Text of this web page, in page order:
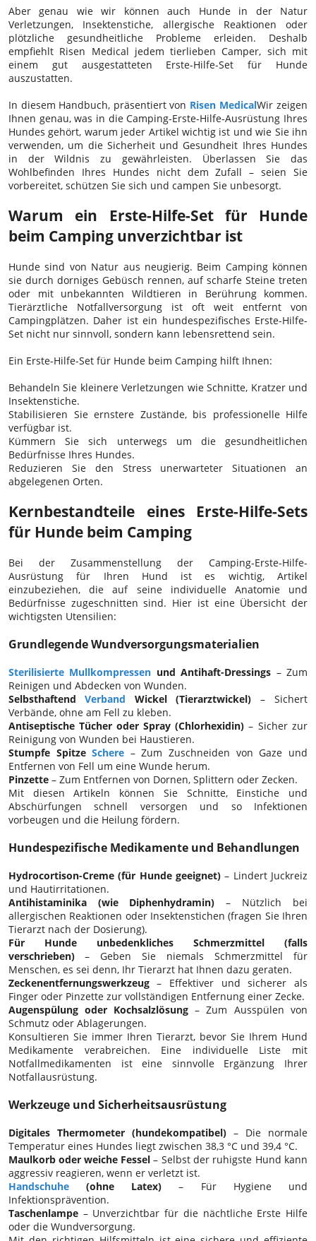
Aber genau wie wir können auch Hunde in der Natur
Verletzungen, Insektenstiche, allergische Reaktionen oder
plötzliche gesundheitliche Probleme erleiden. Deshalb
empfiehlt Risen Medical jedem tierlieben Camper, sich mit
einem gut ausgestatteten Erste-Hilfe-Set für Hunde
auszustatten.
In diesem Handbuch, präsentiert von Risen MedicalWir zeigen
Ihnen genau, was in die Camping-Erste-Hilfe-Ausrüstung Ihres
Hundes gehört, warum jeder Artikel wichtig ist und wie Sie ihn
verwenden, um die Sicherheit und Gesundheit Ihres Hundes
in der Wildnis zu gewährleisten. Überlassen Sie das
Wohlbefinden Ihres Hundes nicht dem Zufall – seien Sie
vorbereitet, schützen Sie sich und campen Sie unbesorgt.
Warum ein Erste-Hilfe-Set für Hunde
beim Camping unverzichtbar ist
Hunde sind von Natur aus neugierig. Beim Camping können
sie durch dorniges Gebüsch rennen, auf scharfe Steine ​​treten
oder mit unbekannten Wildtieren in Berührung kommen.
Tierärztliche Notfallversorgung ist oft weit entfernt von
Campingplätzen. Daher ist ein hundespezifisches Erste-Hilfe-
Set nicht nur sinnvoll, sondern kann lebensrettend sein.
Ein Erste-Hilfe-Set für Hunde beim Camping hilft Ihnen:
Behandeln Sie kleinere Verletzungen wie Schnitte, Kratzer und
Insektenstiche.
Stabilisieren Sie ernstere Zustände, bis professionelle Hilfe
verfügbar ist.
Kümmern Sie sich unterwegs um die gesundheitlichen
Bedürfnisse Ihres Hundes.
Reduzieren Sie den Stress unerwarteter Situationen an
abgelegenen Orten.
Kernbestandteile eines Erste-Hilfe-Sets
für Hunde beim Camping
Bei der Zusammenstellung der Camping-Erste-Hilfe-
Ausrüstung für Ihren Hund ist es wichtig, Artikel
einzubeziehen, die auf seine individuelle Anatomie und
Bedürfnisse zugeschnitten sind. Hier ist eine Übersicht der
wichtigsten Utensilien:
Grundlegende Wundversorgungsmaterialien
Sterilisierte Mullkompressen und Antihaft-Dressings – Zum
Reinigen und Abdecken von Wunden.
Selbsthaftend Verband Wickel (Tierarztwickel) – Sichert
Verbände, ohne am Fell zu kleben.
Antiseptische Tücher oder Spray (Chlorhexidin) – Sicher zur
Reinigung von Wunden bei Haustieren.
Stumpfe Spitze Schere – Zum Zuschneiden von Gaze und
Entfernen von Fell um eine Wunde herum.
Pinzette – Zum Entfernen von Dornen, Splittern oder Zecken.
Mit diesen Artikeln können Sie Schnitte, Einstiche und
Abschürfungen schnell versorgen und so Infektionen
vorbeugen und die Heilung fördern.
Hundespezifische Medikamente und Behandlungen
Hydrocortison-Creme (für Hunde geeignet) – Lindert Juckreiz
und Hautirritationen.
Antihistaminika (wie Diphenhydramin) – Nützlich bei
allergischen Reaktionen oder Insektenstichen (fragen Sie Ihren
Tierarzt nach der Dosierung).
Für Hunde unbedenkliches Schmerzmittel (falls
verschrieben) – Geben Sie niemals Schmerzmittel für
Menschen, es sei denn, Ihr Tierarzt hat Ihnen dazu geraten.
Zeckenentfernungswerkzeug – Effektiver und sicherer als
Finger oder Pinzette zur vollständigen Entfernung einer Zecke.
Augenspülung oder Kochsalzlösung – Zum Ausspülen von
Schmutz oder Ablagerungen.
Konsultieren Sie immer Ihren Tierarzt, bevor Sie Ihrem Hund
Medikamente verabreichen. Eine individuelle Liste mit
Notfallmedikamenten ist eine sinnvolle Ergänzung Ihrer
Notfallausrüstung.
Werkzeuge und Sicherheitsausrüstung
Digitales Thermometer (hundekompatibel) – Die normale
Temperatur eines Hundes liegt zwischen 38,3 °C und 39,4 °C.
Maulkorb oder weiche Fessel – Selbst der ruhigste Hund kann
aggressiv reagieren, wenn er verletzt ist.
Handschuhe (ohne Latex) – Für Hygiene und
Infektionsprävention.
Taschenlampe – Unverzichtbar für die nächtliche Erste Hilfe
oder die Wundversorgung.